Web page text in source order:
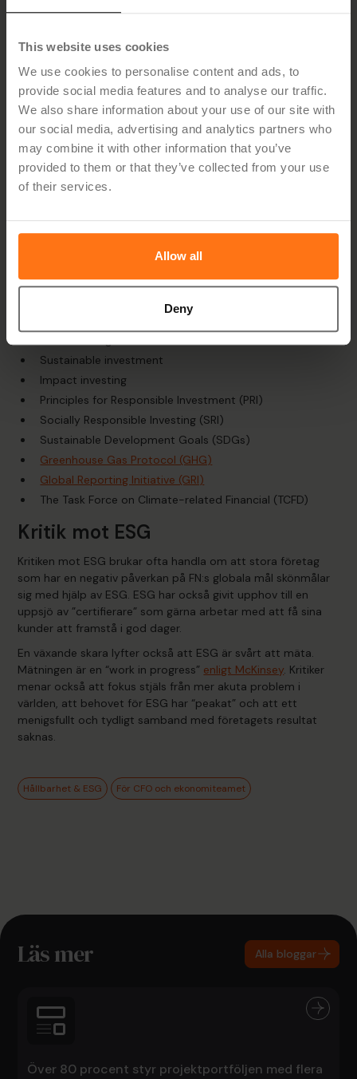
This website uses cookies
We use cookies to personalise content and ads, to
provide social media features and to analyse our traffic.
We also share information about your use of our site with
our social media, advertising and analytics partners who
may combine it with other information that you’ve
provided to them or that they’ve collected from your use
of their services.
Allow all
Deny
inkludera det i investeringsbeslut och portföljförvaltning.
ESG-faktorer är idag påtagliga i strategi-, förvärv-,
transformations- och exit-faser.
Kriterierna är specifika för olika branscher och bör därför
både ses som flera branschstandarder där olika typer av
företag ska förhålla sig till sin egen branschs risker och
verklighet.
Det finns olika typer (och mängder) av faktorer, ramverk och
skala från 0–100 eller CCC–AAA. Kapitalförvaltare brukar
också prata om arikelnumrering, där "Article 9" är den
striktaste kategoriseringen i EU.
Begrepp och ramverk för ESG-analys:
Sustainable investment
Impact investing
Principles for Responsible Investment (PRI)
Socially Responsible Investing (SRI)
Sustainable Development Goals (SDGs)
Greenhouse Gas Protocol (GHG)
Global Reporting Initiative (GRI)
The Task Force on Climate-related Financial (TCFD)
Kritik mot ESG
Kritiken mot ESG brukar ofta handla om att stora företag
som har en negativ påverkan på FN:s globala mål skönmålar
sig med hjälp av ESG. ESG har också givit upphov till en
uppsjö av ”certifierare” som gärna arbetar med att få sina
kunder att framstå i god dager.
En växande skara lyfter också att ESG är svårt att mäta.
Mätningen är en “work in progress” enligt McKinsey. Kritiker
menar också att fokus stjäls från mer akuta problem i
världen, att behovet för ESG har “peakat” och att ett
menigsfullt och tydligt samband med företagets resultat
saknas.
Hållbarhet & ESG För CFO och ekonomiteamet
Läs mer Alla bloggar
Över 80 procent styr projektportföljen med flera